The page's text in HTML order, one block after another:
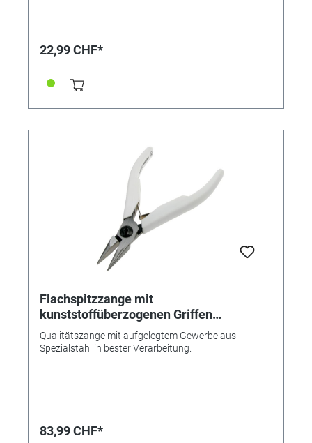
22,99 CHF*
Flachspitzzange mit
kunststoffüberzogenen Griffen
Lindström mit aufgelegtem Gewerbe.
Qualitätszange mit aufgelegtem Gewerbe aus
Spezialstahl in bester Verarbeitung.
83,99 CHF*